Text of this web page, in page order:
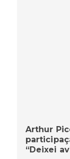
Arthur
“Deixei